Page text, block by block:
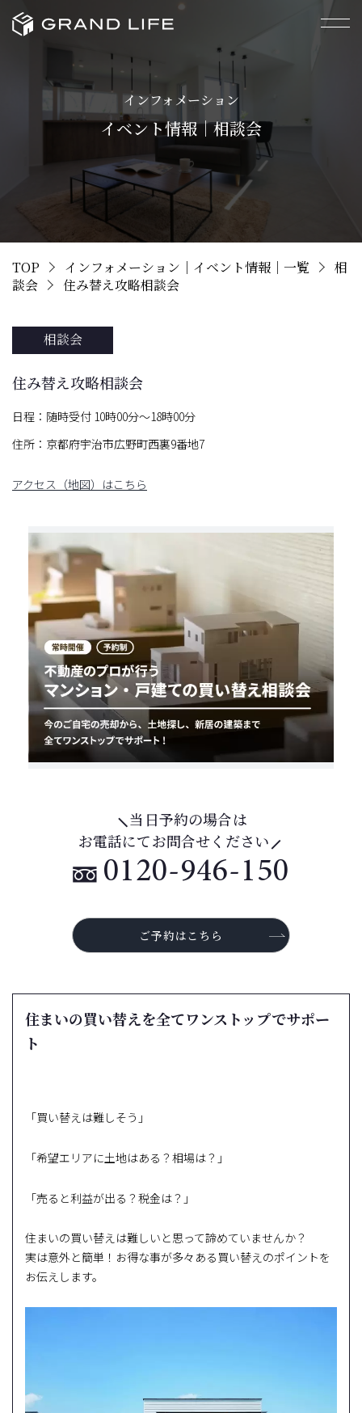
インフォメーション
イベント情報｜相談会
TOP インフォメーション｜イベント情報｜一覧
相
談会
住み替え攻略相談会
相談会
住み替え攻略相談会
日程：随時受付 10時00分〜18時00分
住所：京都府宇治市広野町西裏9番地7
アクセス（地図）はこちら
当日予約の場合は
お電話にてお問合せください
0120-946-150
ご予約はこちら
住まいの買い替えを全てワンストップでサポー
ト
「買い替えは難しそう」
「希望エリアに土地はある？相場は？」
「売ると利益が出る？税金は？」
住まいの買い替えは難しいと思って諦めていませんか？
実は意外と簡単！お得な事が多々ある買い替えのポイントを
お伝えします。